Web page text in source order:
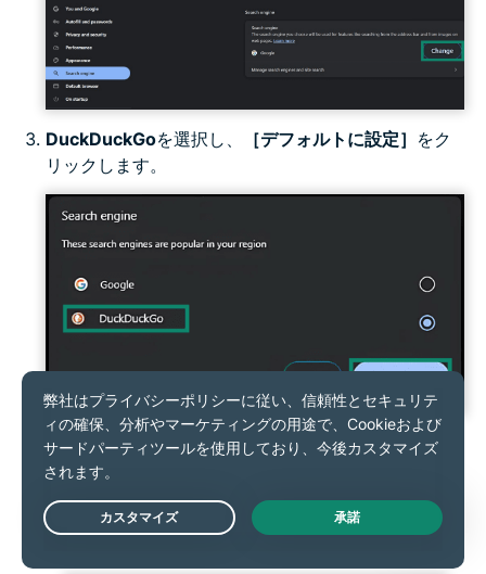
DuckDuckGoを選択し、 ［デフォルトに設定］ をク
リックします。
Firefox
Firefoxウィンドウ右上のハンバーガーメニューをク
Live Chat